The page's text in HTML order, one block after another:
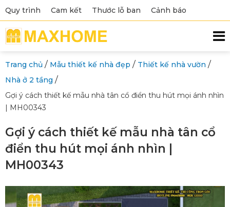
Quy trình Cam kết Thước lỗ ban Cảnh báo
Trang chủ / Mẫu thiết kế nhà đẹp / Thiết kế nhà vườn /
Nhà ở 2 tầng /
Gợi ý cách thiết kế mẫu nhà tân cổ điển thu hút mọi ánh nhìn
| MH00343
Gợi ý cách thiết kế mẫu nhà tân cổ
điển thu hút mọi ánh nhìn |
MH00343